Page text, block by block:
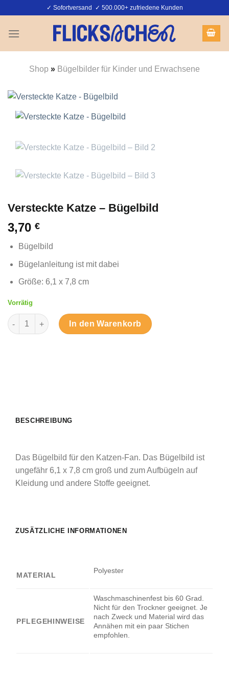
springen
✓ Sofortversand ✓ 500.000+ zufriedene Kunden
Shop » Bügelbilder für Kinder und Erwachsene
Versteckte Katze – Bügelbild
3,70 €
Bügelbild
Bügelanleitung ist mit dabei
Größe: 6,1 x 7,8 cm
Vorrätig
Versteckte Katze - Bügelbild Menge
In den Warenkorb
BESCHREIBUNG
Das Bügelbild für den Katzen-Fan. Das Bügelbild ist
ungefähr 6,1 x 7,8 cm groß und zum Aufbügeln auf
Kleidung und andere Stoffe geeignet.
ZUSÄTZLICHE INFORMATIONEN
MATERIAL
Polyester
PFLEGEHINWEISE
Waschmaschinenfest bis 60 Grad.
Nicht für den Trockner geeignet. Je
nach Zweck und Material wird das
Annähen mit ein paar Stichen
empfohlen.